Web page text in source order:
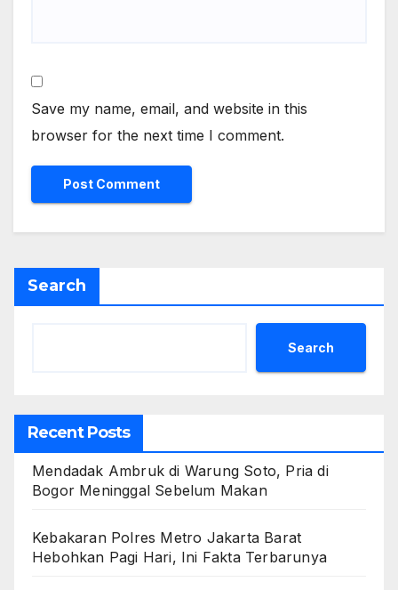
Save my name, email, and website in this
browser for the next time I comment.
Search
Search
Recent Posts
Mendadak Ambruk di Warung Soto, Pria di
Bogor Meninggal Sebelum Makan
Kebakaran Polres Metro Jakarta Barat
Hebohkan Pagi Hari, Ini Fakta Terbarunya